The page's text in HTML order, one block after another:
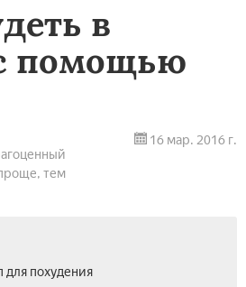
в
помощью
тем
16 мар. 2016 г.
для похудения